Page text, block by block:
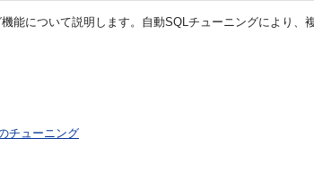
能について説明します。 自動SQLチューニングにより、
チューニング